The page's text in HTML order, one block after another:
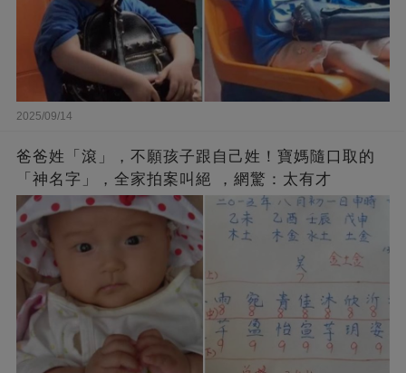
2025/09/14
爸爸姓「滾」，不願孩子跟自己姓！寶媽隨口取的
「神名字」，全家拍案叫絕 ，網驚：太有才